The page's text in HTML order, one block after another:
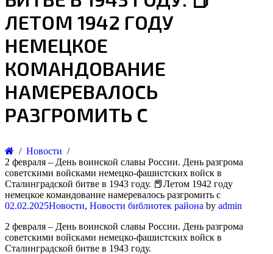
ЛЕТОМ 1942 ГОДУ
НЕМЕЦКОЕ
КОМАНДОВАНИЕ
НАМЕРЕВАЛОСЬ
РАЗГРОМИТЬ С
Новости
2 февраля – День воинской славы России. День разгрома
советскими войсками немецко-фашистских войск в
Сталинградской битве в 1943 году. 📕Летом 1942 году
немецкое командование намеревалось разгромить с
02.02.2025Новости, Новости библиотек района by admin
2 февраля – День воинской славы России. День разгрома
советскими войсками немецко-фашистских войск в
Сталинградской битве в 1943 году.